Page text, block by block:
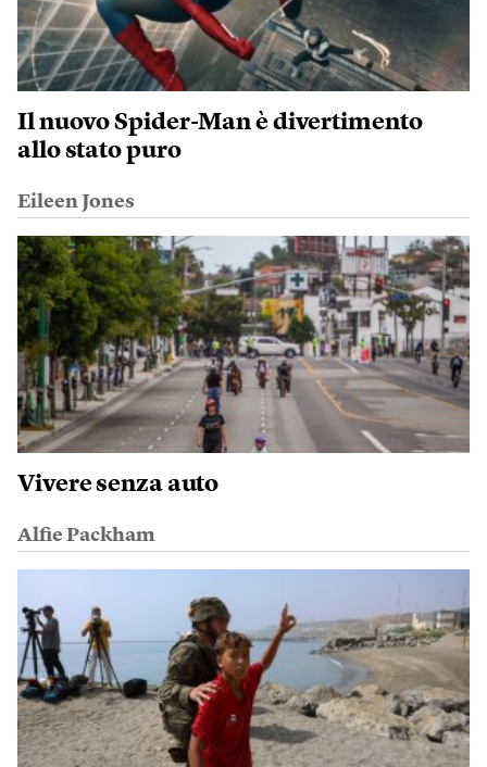
Il nuovo Spider-Man è divertimento
allo stato puro
Eileen Jones
Vivere senza auto
Alfie Packham